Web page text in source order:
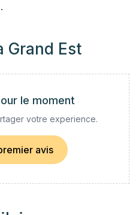
Grand Est
le moment
votre experience.
avis